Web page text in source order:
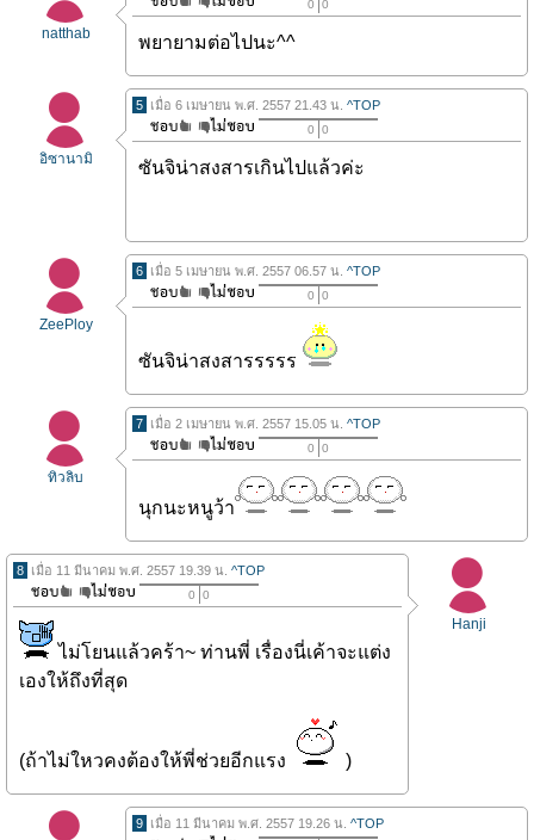
natthab
0 0
พยายามต่อไปนะ^^
อิซานามิ
5 เมื่อ 6 เมษายน พ.ศ. 2557 21.43 น. ^TOP
0 0
ซันจิน่าสงสารเกินไปแล้วค่ะ
ZeePloy
6 เมื่อ 5 เมษายน พ.ศ. 2557 06.57 น. ^TOP
0 0
ซันจิน่าสงสารรรรร
ทิวลิบ
7 เมื่อ 2 เมษายน พ.ศ. 2557 15.05 น. ^TOP
0 0
นุกนะหนูว้า
Hanji
8 เมื่อ 11 มีนาคม พ.ศ. 2557 19.39 น. ^TOP
0 0
ไม่โยนแล้วคร้า~ ท่านพี่ เรื่องนี่เค้าจะแต่ง
เองให้ถึงที่สุด
(ถ้าไม่ใหวคงต้องให้พี่ช่วยอีกแรง )
9 เมื่อ 11 มีนาคม พ.ศ. 2557 19.26 น. ^TOP